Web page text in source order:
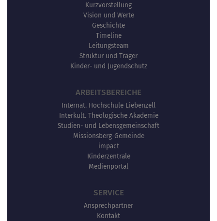
Kurzvorstellung
Vision und Werte
Geschichte
Timeline
Leitungsteam
Struktur und Träger
Kinder- und Jugendschutz
ARBEITSBEREICHE
Internat. Hochschule Liebenzell
Interkult. Theologische Akademie
Studien- und Lebensgemeinschaft
Missionsberg-Gemeinde
impact
Kinderzentrale
Medienportal
SERVICE
Ansprechpartner
Kontakt